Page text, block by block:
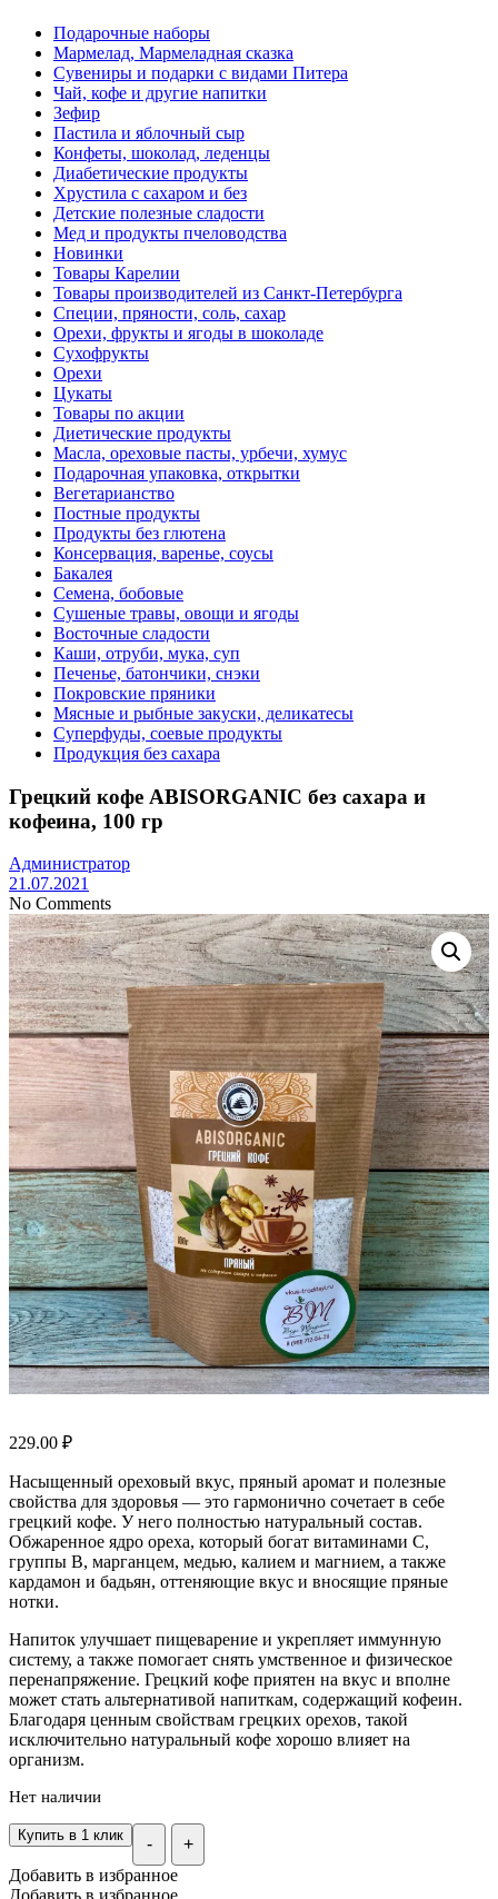
Подарочные наборы
Мармелад, Мармеладная сказка
Сувениры и подарки с видами Питера
Чай, кофе и другие напитки
Зефир
Пастила и яблочный сыр
Конфеты, шоколад, леденцы
Диабетические продукты
Хрустила с сахаром и без
Детские полезные сладости
Мед и продукты пчеловодства
Новинки
Товары Карелии
Товары производителей из Санкт-Петербурга
Специи, пряности, соль, сахар
Орехи, фрукты и ягоды в шоколаде
Сухофрукты
Орехи
Цукаты
Товары по акции
Диетические продукты
Масла, ореховые пасты, урбечи, хумус
Подарочная упаковка, открытки
Вегетарианство
Постные продукты
Продукты без глютена
Консервация, варенье, соусы
Бакалея
Семена, бобовые
Сушеные травы, овощи и ягоды
Восточные сладости
Каши, отруби, мука, суп
Печенье, батончики, снэки
Покровские пряники
Мясные и рыбные закуски, деликатесы
Суперфуды, соевые продукты
Продукция без сахара
Грецкий кофе ABISORGANIC без сахара и
кофеина, 100 гр
Администратор
21.07.2021
No Comments
229.00 ₽
Насыщенный ореховый вкус, пряный аромат и полезные
свойства для здоровья — это гармонично сочетает в себе
грецкий кофе. У него полностью натуральный состав.
Обжаренное ядро ореха, который богат витаминами C,
группы B, марганцем, медью, калием и магнием, а также
кардамон и бадьян, оттеняющие вкус и вносящие пряные
нотки.
Напиток улучшает пищеварение и укрепляет иммунную
систему, а также помогает снять умственное и физическое
перенапряжение. Грецкий кофе приятен на вкус и вполне
может стать альтернативой напиткам, содержащий кофеин.
Благодаря ценным свойствам грецких орехов, такой
исключительно натуральный кофе хорошо влияет на
организм.
Нет наличии
- +
Купить в 1 клик
Добавить в избранное
Добавить в избранное